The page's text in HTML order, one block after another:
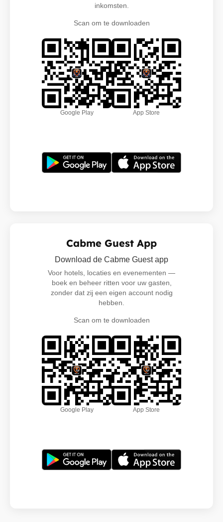
inkomsten.
Scan om te downloaden
Google Play App Store
Cabme Guest App
Download de Cabme Guest app
Voor hotels, locaties en evenementen —
boek en beheer ritten voor uw gasten,
zonder dat zij een eigen account nodig
hebben.
Scan om te downloaden
Google Play App Store